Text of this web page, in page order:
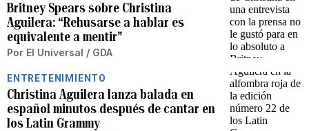
Britney Spears sobre Christina
Aguilera: “Rehusarse a hablar es
equivalente a mentir”
Por El Universal / GDA
ENTRETENIMIENTO
Christina Aguilera lanza balada en
español minutos después de cantar en
los Latin Grammy